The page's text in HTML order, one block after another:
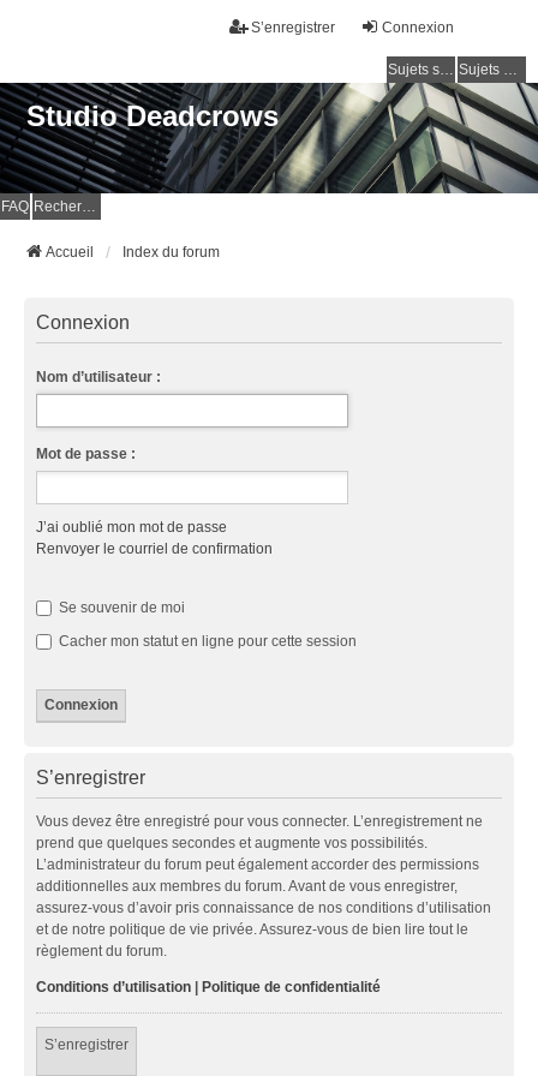
Connexion
S’enregistrer
Sujets sans réponse Sujets actifs
Studio Deadcrows
FAQ Rechercher
Accueil Index du forum
Connexion
Nom d’utilisateur :
Mot de passe :
J’ai oublié mon mot de passe
Renvoyer le courriel de confirmation
Se souvenir de moi
Cacher mon statut en ligne pour cette session
S’enregistrer
Vous devez être enregistré pour vous connecter. L’enregistrement ne
prend que quelques secondes et augmente vos possibilités.
L’administrateur du forum peut également accorder des permissions
additionnelles aux membres du forum. Avant de vous enregistrer,
assurez-vous d’avoir pris connaissance de nos conditions d’utilisation
et de notre politique de vie privée. Assurez-vous de bien lire tout le
règlement du forum.
Conditions d’utilisation | Politique de confidentialité
S’enregistrer